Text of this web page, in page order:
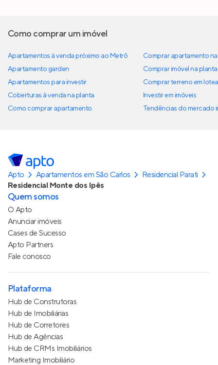
Como comprar um imóvel
Apartamentos à venda próximo ao Metrô
Apartamento garden
Apartamentos para investir
Coberturas à venda na planta
Como comprar apartamento
Comprar apartamento
Comprar imóvel na planta
Comprar terreno em
Investir em imóveis
Tendências do mercado
Apto Apartamentos em São Carlos
Residencial Parati
Residencial Monte dos Ipês
Quem somos
O Apto
Anunciar imóveis
Cases de Sucesso
Apto Partners
Fale conosco
Plataforma
Hub de Construtoras
Hub de Imobiliárias
Hub de Corretores
Hub de Agências
Hub de CRMs Imobiliários
Marketing Imobiliário